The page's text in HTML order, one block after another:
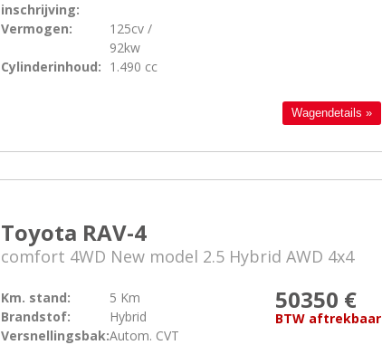
inschrijving:
Vermogen:
125cv /
92kw
Cylinderinhoud: 1.490 cc
Wagendetails »
Toyota RAV-4
comfort 4WD New model 2.5 Hybrid AWD 4x4
50350 €
BTW aftrekbaar
Km. stand:
5 Km
Brandstof:
Hybrid
Versnellingsbak:Autom. CVT